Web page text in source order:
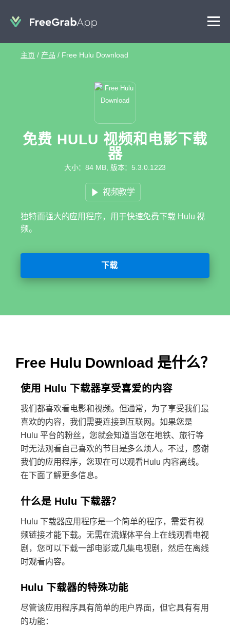
主页 / 产品 / Free Hulu Download
免费 HULU 视频和电影下载
器
大小：84 MB, 版本：5.3.0.1223
视频教学
独特而强大的应用程序，用于快速免费下载 Hulu 视
频。
下载
Free Hulu Download 是什么？
使用 Hulu 下载器享受喜爱的内容
我们都喜欢看电影和视频。但通常，为了享受我们最
喜欢的内容，我们需要连接到互联网。如果您是
Hulu 平台的粉丝，您就会知道当您在地铁、旅行等
时无法观看自己喜欢的节目是多么烦人。不过，感谢
我们的应用程序，您现在可以观看Hulu 内容离线。
在下面了解更多信息。
什么是 Hulu 下载器？
Hulu 下载器应用程序是一个简单的程序，需要有视
频链接才能下载。无需在流媒体平台上在线观看电视
剧，您可以下载一部电影或几集电视剧，然后在离线
时观看内容。
Hulu 下载器的特殊功能
尽管该应用程序具有简单的用户界面，但它具有有用
的功能：